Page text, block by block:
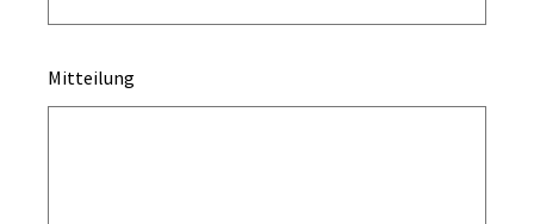
Mitteilung